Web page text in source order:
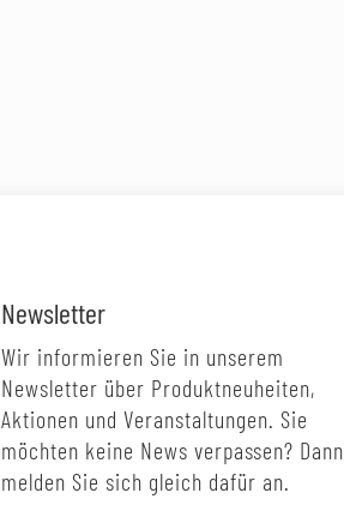
Newsletter
Wir informieren Sie in unserem
Newsletter über Produktneuheiten,
Aktionen und Veranstaltungen. Sie
möchten keine News verpassen? Dann
melden Sie sich gleich dafür an.